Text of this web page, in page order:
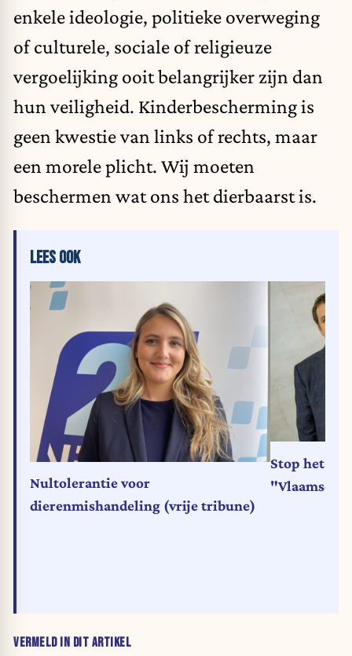
enkele ideologie, politieke overweging
of culturele, sociale of religieuze
vergoelijking ooit belangrijker zijn dan
hun veiligheid. Kinderbescherming is
geen kwestie van links of rechts, maar
een morele plicht. Wij moeten
beschermen wat ons het dierbaarst is.
VERMELD IN DIT ARTIKEL
LEES OOK
Nultolerantie voor
dierenmishandeling (vrije tribune)
Stop het
"Vlaamse